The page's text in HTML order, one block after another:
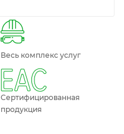
Весь комплекс услуг
Сертифицированная
продукция